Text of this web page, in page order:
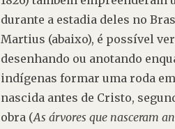
durante a estadia deles no
Martius (abaixo), é possível
desenhando ou anotando
indígenas formar uma roda
nascida antes de Cristo,
obra (As árvores que nasceram